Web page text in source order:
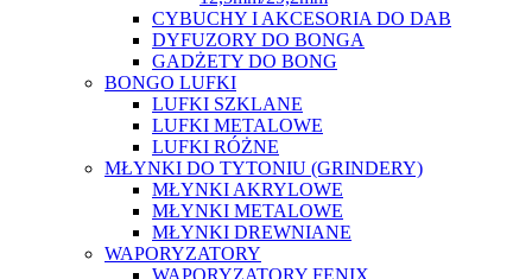
CYBUCHY I AKCESORIA DO DAB
DYFUZORY DO BONGA
GADŻETY DO BONG
BONGO LUFKI
LUFKI SZKLANE
LUFKI METALOWE
LUFKI RÓŻNE
MŁYNKI DO TYTONIU (GRINDERY)
MŁYNKI AKRYLOWE
MŁYNKI METALOWE
MŁYNKI DREWNIANE
WAPORYZATORY
WAPORYZATORY FENIX